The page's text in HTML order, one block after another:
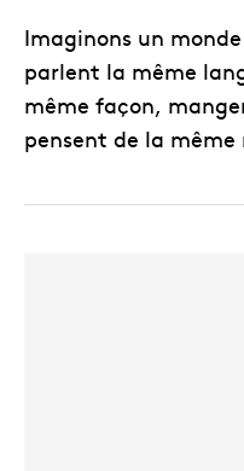
Imaginons un
parlent la même
même façon,
pensent de la